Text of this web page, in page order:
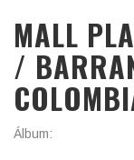
MALL
/
Álbum: